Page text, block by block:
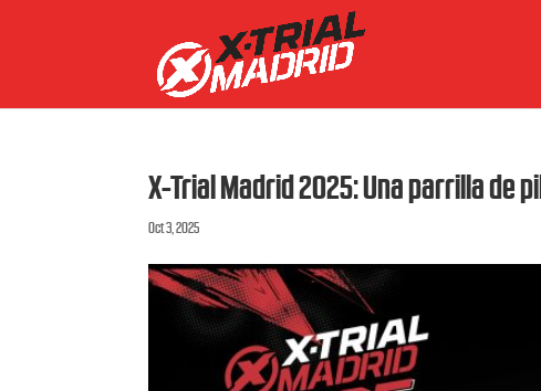
X-Trial Madrid 2025: Una parrilla de
Oct 3, 2025